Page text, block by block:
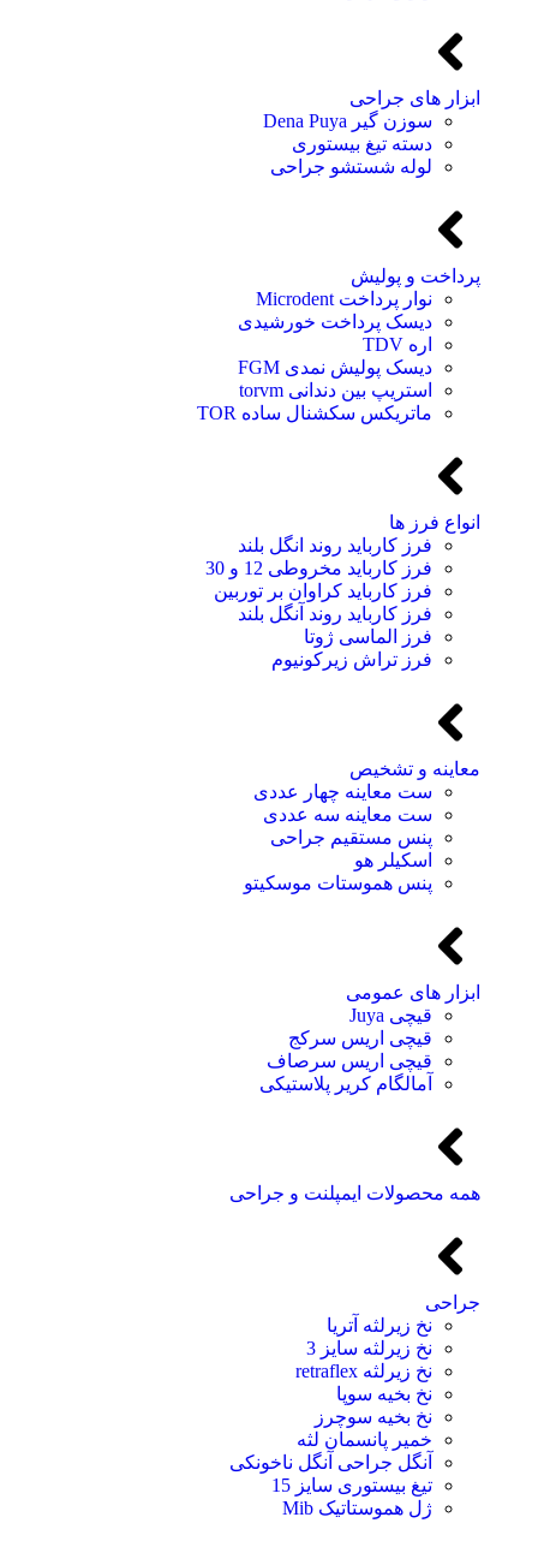
ابزار های جراحی
سوزن گیر Dena Puya
دسته تیغ بیستوری
لوله شستشو جراحی
پرداخت و پولیش
نوار پرداخت Microdent
دیسک پرداخت خورشیدی
اره TDV
دیسک پولیش نمدی FGM
استریپ بین دندانی torvm
ماتریکس سکشنال ساده TOR
انواع فرز ها
فرز کارباید روند انگل بلند
فرز کارباید مخروطی 12 و 30
فرز کارباید کراوان بر توربین
فرز کارباید روند آنگل بلند
فرز الماسی ژوتا
فرز تراش زیرکونیوم
معاینه و تشخیص
ست معاینه چهار عددی
ست معاینه سه عددی
پنس مستقیم جراحی
اسکیلر هو
پنس هموستات موسکیتو
ابزار های عمومی
قیچی Juya
قیچی اریس سرکج
قیچی اریس سرصاف
آمالگام کریر پلاستیکی
همه محصولات ایمپلنت و جراحی
جراحی
نخ زیرلثه آتریا
نخ زیرلثه سایز 3
نخ زیرلثه retraflex
نخ بخیه سوپا
نخ بخیه سوچرز
خمیر پانسمان لثه
آنگل جراحی آنگل ناخونکی
تیغ بیستوری سایز 15
ژل هموستاتیک Mib